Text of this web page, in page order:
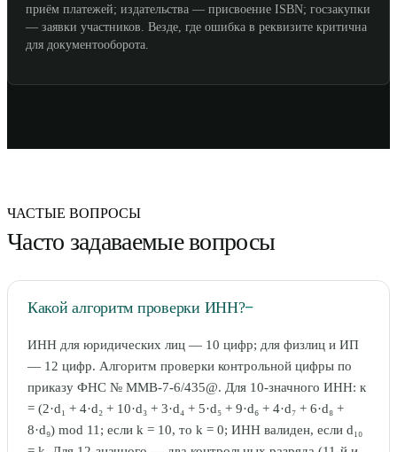
приём платежей; издательства — присвоение ISBN; госзакупки
— заявки участников. Везде, где ошибка в реквизите критична
для документооборота.
ЧАСТЫЕ ВОПРОСЫ
Часто задаваемые вопросы
Какой алгоритм проверки ИНН?−
ИНН для юридических лиц — 10 цифр; для физлиц и ИП
— 12 цифр. Алгоритм проверки контрольной цифры по
приказу ФНС № ММВ-7-6/435@. Для 10-значного ИНН: к
= (2·d₁ + 4·d₂ + 10·d₃ + 3·d₄ + 5·d₅ + 9·d₆ + 4·d₇ + 6·d₈ +
8·d₉) mod 11; если k = 10, то k = 0; ИНН валиден, если d₁₀